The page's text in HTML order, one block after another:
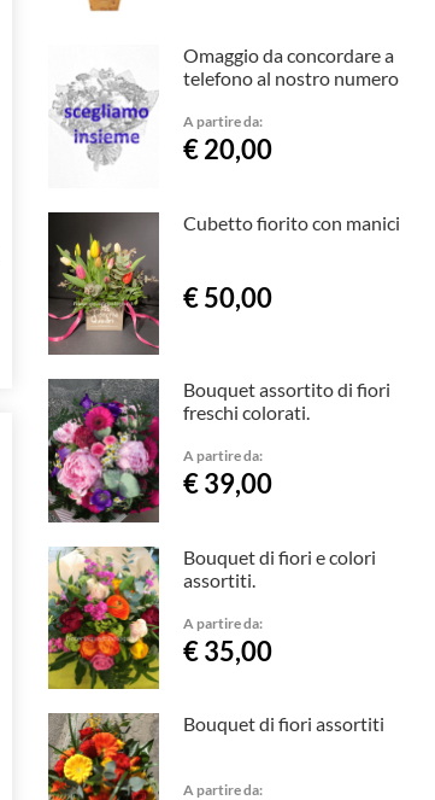
Omaggio da concordare a
telefono al nostro numero
A partire da:
€ 20,00
Cubetto fiorito con manici
€ 50,00
Bouquet assortito di fiori
freschi colorati.
A partire da:
€ 39,00
Bouquet di fiori e colori
assortiti.
A partire da:
€ 35,00
Bouquet di fiori assortiti
A partire da: